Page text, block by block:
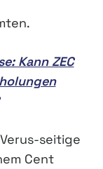
Kann ZEC
seitige
Cent